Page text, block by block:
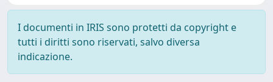
I documenti in IRIS sono protetti da copyright e
tutti i diritti sono riservati, salvo diversa
indicazione.